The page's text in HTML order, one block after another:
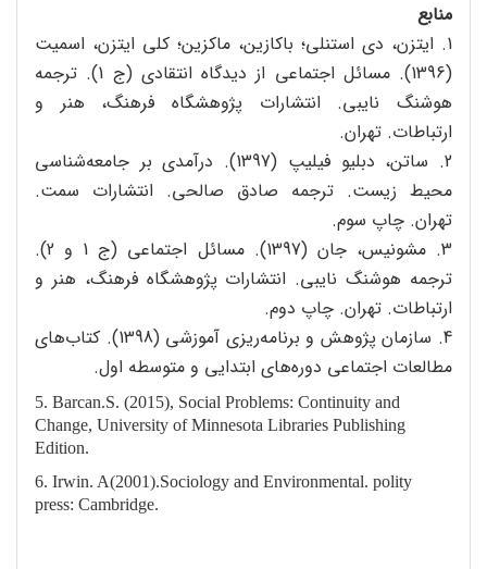
منابع
1. ایتزن، دی استنلی؛ باکازین، ماکزین؛ کلی ایتزن، اسمیت
(1396). مسائل اجتماعی از دیدگاه انتقادی (ج 1). ترجمه
هوشنگ نایبی. انتشارات پژوهشگاه فرهنگ، هنر و
ارتباطات. تهران.
2. ساتن، دبلیو فیلیپ (1397). درآمدی بر جامعه‌شناسی
محیط زیست. ترجمه صادق صالحی. انتشارات سمت.
تهران. چاپ سوم.
3. مشونیس، جان (1397). مسائل اجتماعی (ج 1 و 2).
ترجمه هوشنگ نایبی. انتشارات پژوهشگاه فرهنگ، هنر و
ارتباطات. تهران. چاپ دوم.
4. سازمان پژوهش و برنامه‌ریزی آموزشی (1398). کتاب‌های
مطالعات اجتماعی دوره‌های ابتدایی و متوسطه اول.
5. Barcan.S. (2015), Social Problems: Continuity and
Change, University of Minnesota Libraries Publishing
Edition.
6. Irwin. A(2001).Sociology and Environmental. polity
press: Cambridge.